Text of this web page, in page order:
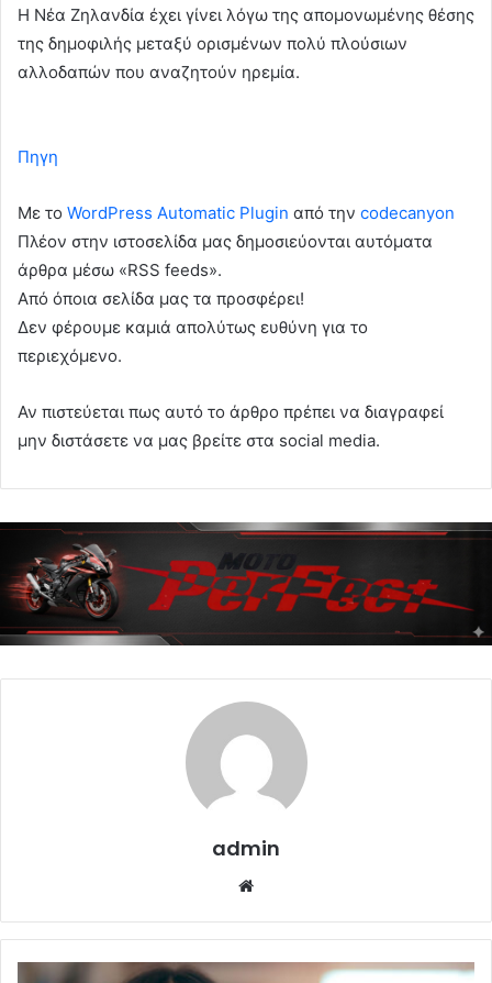
Η Νέα Ζηλανδία έχει γίνει λόγω της απομονωμένης θέσης
της δημοφιλής μεταξύ ορισμένων πολύ πλούσιων
αλλοδαπών που αναζητούν ηρεμία.
Πηγη
Με το WordPress Automatic Plugin από την codecanyon
Πλέον στην ιστοσελίδα μας δημοσιεύονται αυτόματα
άρθρα μέσω «RSS feeds».
Από όποια σελίδα μας τα προσφέρει!
Δεν φέρουμε καμιά απολύτως ευθύνη για το
περιεχόμενο.
Αν πιστεύεται πως αυτό το άρθρο πρέπει να διαγραφεί
μην διστάσετε να μας βρείτε στα social media.
admin